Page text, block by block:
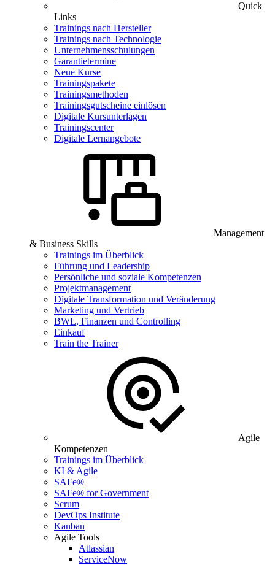
Quick
Links
Trainings nach Hersteller
Trainings nach Technologie
Unternehmensschulungen
Garantietermine
Neue Kurse
Trainingspakete
Trainingsmethoden
Trainingsgutscheine einlösen
Digitale Kursunterlagen
Trainingscenter
Digitale Lernangebote
Management
& Business Skills
Trainings im Überblick
Führung und Leadership
Persönliche und soziale Kompetenzen
Projektmanagement
Digitale Transformation und Veränderung
Marketing und Vertrieb
BWL, Finanzen und Controlling
Einkauf
Train the Trainer
Agile
Kompetenzen
Trainings im Überblick
KI & Agile
SAFe®
SAFe® for Government
Scrum
DevOps Institute
Kanban
Agile Tools
Atlassian
ServiceNow